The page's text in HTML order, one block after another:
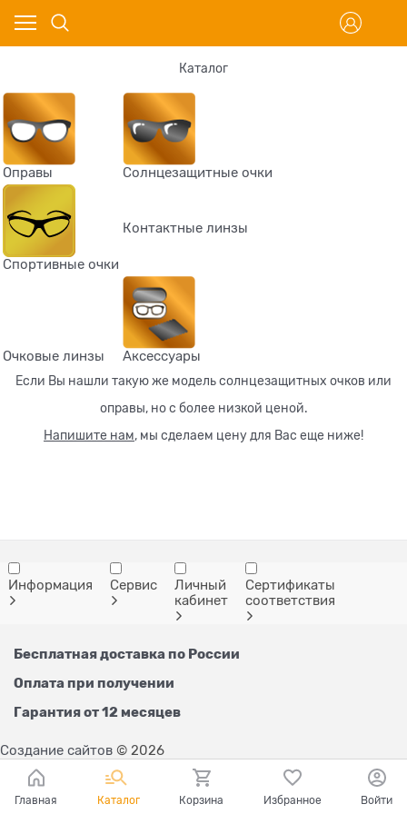
Каталог
Оправы Солнцезащитные очки
Спортивные очки
Контактные линзы
Очковые линзы
Аксессуары
Если Вы нашли такую же модель солнцезащитных очков или
оправы, но с более низкой ценой.
Напишите нам, мы сделаем цену для Вас еще ниже!
Информация Сервис
Личный
кабинет
Сертификаты
соответствия
Бесплатная доставка по России
Оплата при получении
Гарантия от 12 месяцев
Создание сайтов © 2026
Главная Каталог Корзина Избранное Войти